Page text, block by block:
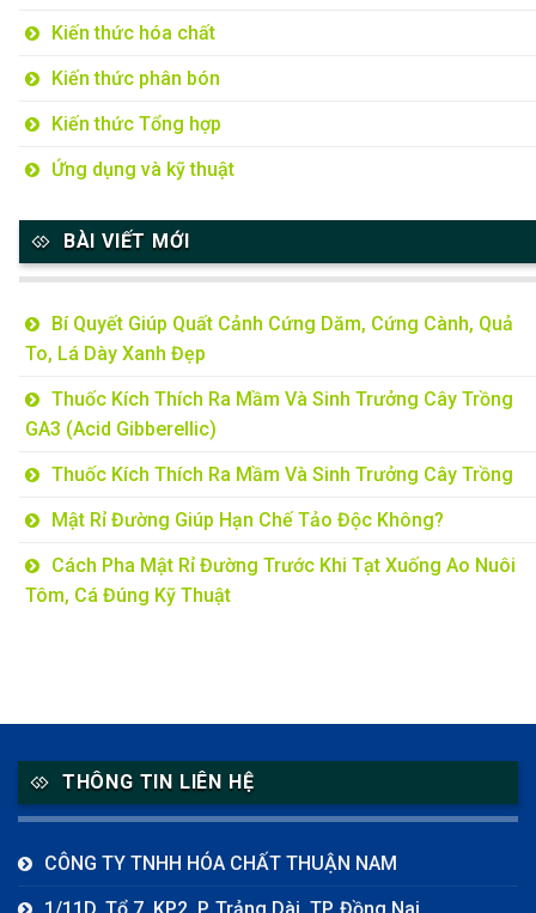
Kiến thức hóa chất
Kiến thức phân bón
Kiến thức Tổng hợp
Ứng dụng và kỹ thuật
BÀI VIẾT MỚI
Bí Quyết Giúp Quất Cảnh Cứng Dăm, Cứng Cành, Quả
To, Lá Dày Xanh Đẹp
Thuốc Kích Thích Ra Mầm Và Sinh Trưởng Cây Trồng
GA3 (Acid Gibberellic)
Thuốc Kích Thích Ra Mầm Và Sinh Trưởng Cây Trồng
Mật Rỉ Đường Giúp Hạn Chế Tảo Độc Không?
Cách Pha Mật Rỉ Đường Trước Khi Tạt Xuống Ao Nuôi
Tôm, Cá Đúng Kỹ Thuật
THÔNG TIN LIÊN HỆ
CÔNG TY TNHH HÓA CHẤT THUẬN NAM